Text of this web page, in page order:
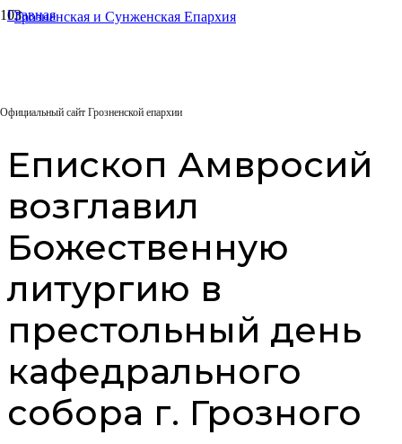
Официальный сайт Грозненской епархии
Главная
21.11.2025
Епископ Амвросий
возглавил
Божественную
литургию в
престольный день
кафедрального
собора г. Грозного